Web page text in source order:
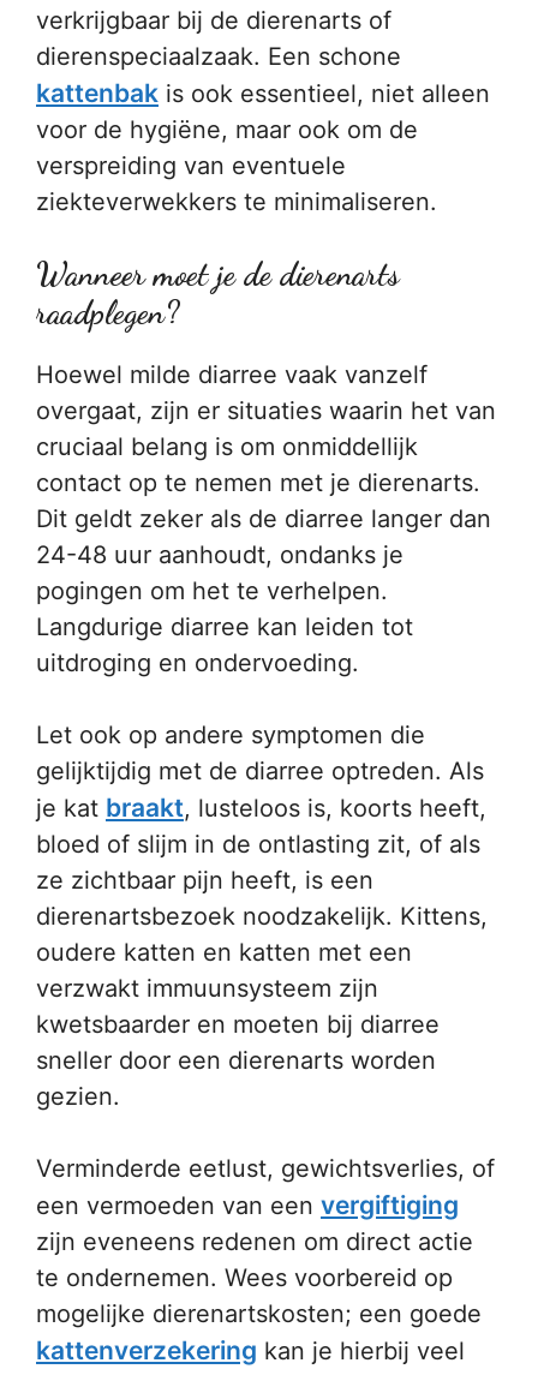
verkrijgbaar bij de dierenarts of
dierenspeciaalzaak. Een schone
kattenbak is ook essentieel, niet alleen
voor de hygiëne, maar ook om de
verspreiding van eventuele
ziekteverwekkers te minimaliseren.
Wanneer moet je de dierenarts
raadplegen?
Hoewel milde diarree vaak vanzelf
overgaat, zijn er situaties waarin het van
cruciaal belang is om onmiddellijk
contact op te nemen met je dierenarts.
Dit geldt zeker als de diarree langer dan
24-48 uur aanhoudt, ondanks je
pogingen om het te verhelpen.
Langdurige diarree kan leiden tot
uitdroging en ondervoeding.
Let ook op andere symptomen die
gelijktijdig met de diarree optreden. Als
je kat braakt, lusteloos is, koorts heeft,
bloed of slijm in de ontlasting zit, of als
ze zichtbaar pijn heeft, is een
dierenartsbezoek noodzakelijk. Kittens,
oudere katten en katten met een
verzwakt immuunsysteem zijn
kwetsbaarder en moeten bij diarree
sneller door een dierenarts worden
gezien.
Verminderde eetlust, gewichtsverlies, of
een vermoeden van een vergiftiging
zijn eveneens redenen om direct actie
te ondernemen. Wees voorbereid op
mogelijke dierenartskosten; een goede
kattenverzekering kan je hierbij veel